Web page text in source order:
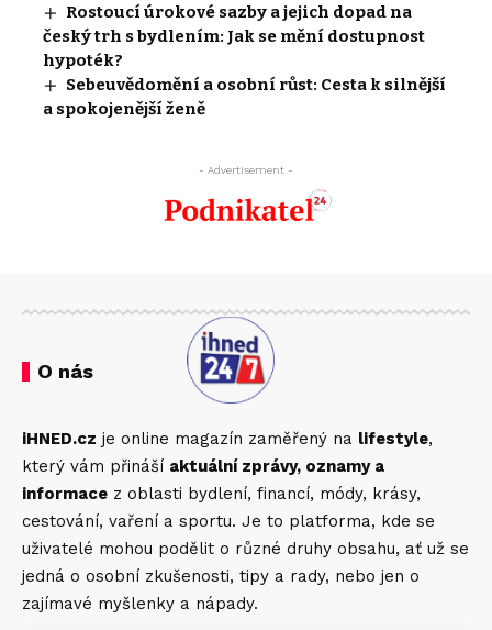
Rostoucí úrokové sazby a jejich dopad na
český trh s bydlením: Jak se mění dostupnost
hypoték?
Sebeuvědomění a osobní růst: Cesta k silnější
a spokojenější ženě
- Advertisement -
O nás
iHNED.cz je online magazín zaměřený na lifestyle,
který vám přináší aktuální zprávy, oznamy a
informace z oblasti bydlení, financí, módy, krásy,
cestování, vaření a sportu. Je to platforma, kde se
uživatelé mohou podělit o různé druhy obsahu, ať už se
jedná o osobní zkušenosti, tipy a rady, nebo jen o
zajímavé myšlenky a nápady.